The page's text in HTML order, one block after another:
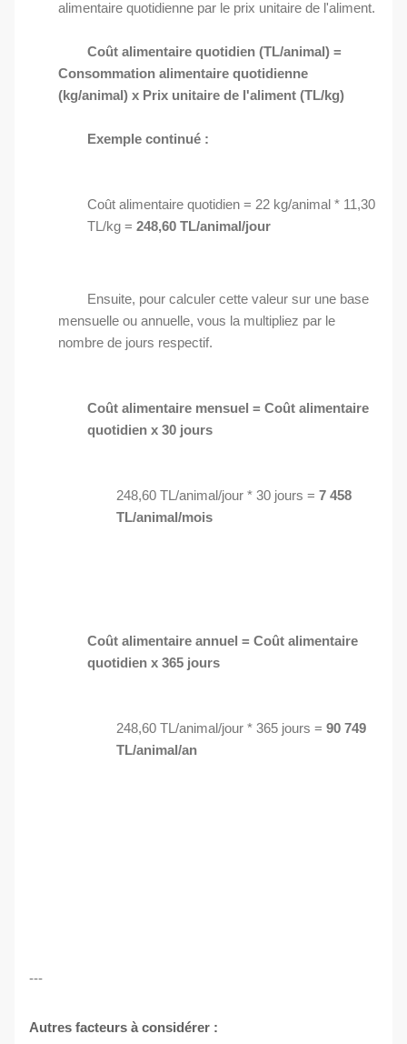
alimentaire quotidienne par le prix unitaire de l'aliment.
Coût alimentaire quotidien (TL/animal) =
Consommation alimentaire quotidienne
(kg/animal) x Prix unitaire de l'aliment (TL/kg)
Exemple continué :
Coût alimentaire quotidien = 22 kg/animal * 11,30
TL/kg = 248,60 TL/animal/jour
Ensuite, pour calculer cette valeur sur une base
mensuelle ou annuelle, vous la multipliez par le
nombre de jours respectif.
Coût alimentaire mensuel = Coût alimentaire
quotidien x 30 jours
248,60 TL/animal/jour * 30 jours = 7 458
TL/animal/mois
Coût alimentaire annuel = Coût alimentaire
quotidien x 365 jours
248,60 TL/animal/jour * 365 jours = 90 749
TL/animal/an
---
Autres facteurs à considérer :